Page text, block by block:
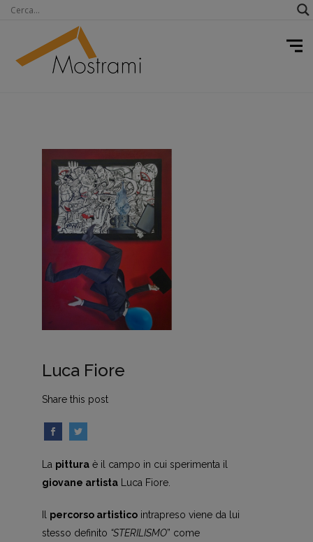
Luca Fiore
Share this post
La pitturaè il campo in cui sperimenta il
giovane artistaLuca Fiore.
Il percorso artisticointrapreso viene da lui
stesso definito “STERILISMO” come